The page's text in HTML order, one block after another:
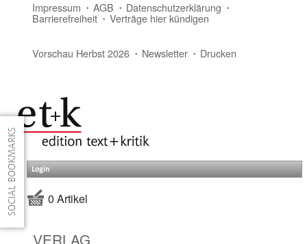
Impressum AGB Datenschutzerklärung
Barrierefreiheit Verträge hier kündigen
Vorschau Herbst 2026 Newsletter Drucken
Login
0 Artikel
VERLAG